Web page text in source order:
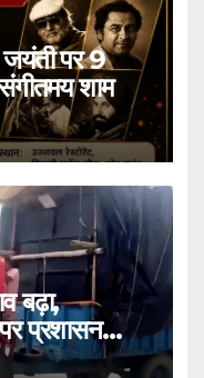
पर 9
शाम
बढ़ा,
प्रशासन